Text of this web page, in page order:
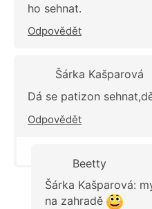
ho sehnat.
Odpovědět
Šárka Kašparová
Dá se patizon
Odpovědět
Beetty
Šárka Kašparová:
na zahradě